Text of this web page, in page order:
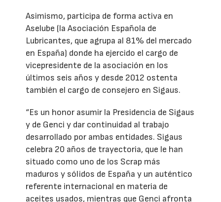
Asimismo, participa de forma activa en
Aselube (la Asociación Española de
Lubricantes, que agrupa al 81% del mercado
en España) donde ha ejercido el cargo de
vicepresidente de la asociación en los
últimos seis años y desde 2012 ostenta
también el cargo de consejero en Sigaus.
“Es un honor asumir la Presidencia de Sigaus
y de Genci y dar continuidad al trabajo
desarrollado por ambas entidades. Sigaus
celebra 20 años de trayectoria, que le han
situado como uno de los Scrap más
maduros y sólidos de España y un auténtico
referente internacional en materia de
aceites usados, mientras que Genci afronta